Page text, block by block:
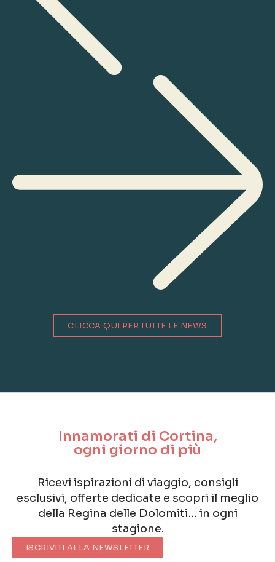
CLICCA QUI PER TUTTE LE NEWS
Innamorati di Cortina,
ogni giorno di più
Ricevi ispirazioni di viaggio, consigli
esclusivi, offerte dedicate e scopri il meglio
della Regina delle Dolomiti… in ogni
stagione.
ISCRIVITI ALLA NEWSLETTER